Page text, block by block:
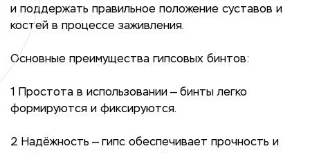
и поддержать правильное положение суставов и
костей в процессе заживления.
Основные преимущества гипсовых бинтов:
1 Простота в использовании — бинты легко
формируются и фиксируются.
2 Надёжность — гипс обеспечивает прочность и